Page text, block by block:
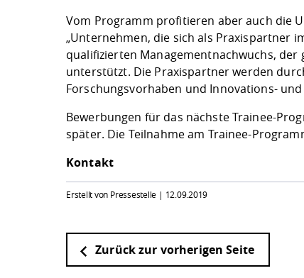
Vom Programm profitieren aber auch die
„Unternehmen, die sich als Praxispartner
qualifizierten Managementnachwuchs,
unterstützt. Die Praxispartner werden
Forschungsvorhaben und Innovations-
Bewerbungen für das nächste Trainee-
später. Die Teilnahme am Trainee-
Kontakt
Erstellt von Pressestelle | 12.09.2019
Zurück zur vorherigen Seite